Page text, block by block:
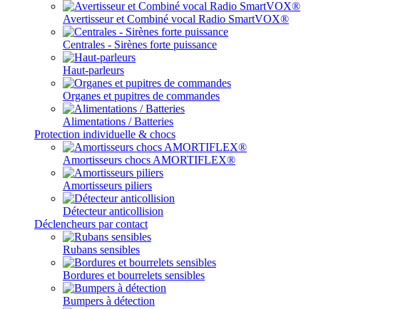
Avertisseur et Combiné vocal Radio SmartVOX®
Centrales - Sirènes forte puissance
Haut-parleurs
Organes et pupitres de commandes
Alimentations / Batteries
Protection individuelle & chocs
Amortisseurs chocs AMORTIFLEX®
Amortisseurs piliers
Détecteur anticollision
Déclencheurs par contact
Rubans sensibles
Bordures et bourrelets sensibles
Bumpers à détection